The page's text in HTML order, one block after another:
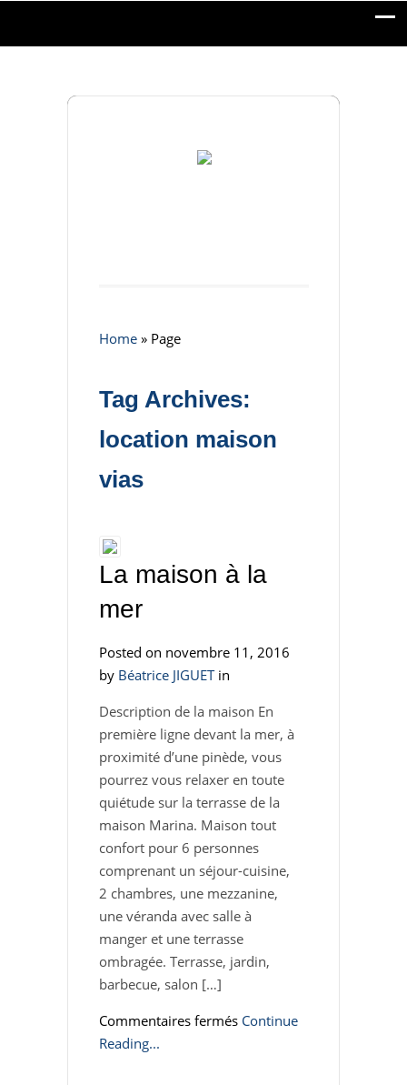
Home » Page
Tag Archives:
location maison
vias
La maison à la
mer
Posted on novembre 11, 2016
by Béatrice JIGUETin
Description de la maison En
première ligne devant la mer, à
proximité d’une pinède, vous
pourrez vous relaxer en toute
quiétude sur la terrasse de la
maison Marina. Maison tout
confort pour 6 personnes
comprenant un séjour-cuisine,
2 chambres, une mezzanine,
une véranda avec salle à
manger et une terrasse
ombragée. Terrasse, jardin,
barbecue, salon […]
Commentaires ferméssur
Continue
Reading...